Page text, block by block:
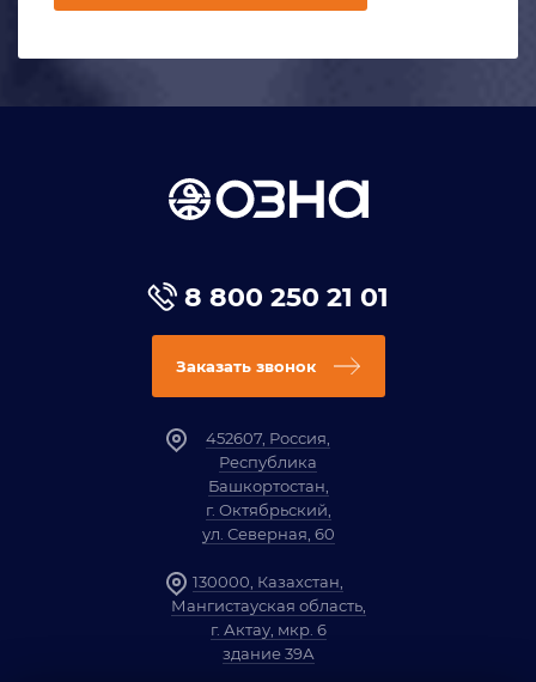
8 800 250 21 01
Заказать звонок
452607, Россия,
Республика
Башкортостан,
г. Октябрьский,
ул. Северная, 60
130000, Казахстан,
Мангистауская область,
г. Актау, мкр. 6
здание 39А